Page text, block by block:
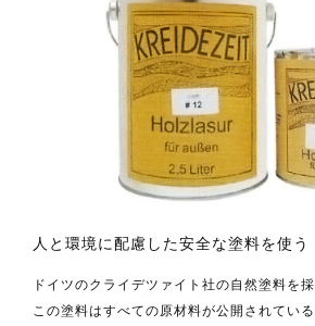
人と環境に配慮した安全な塗料を使う
ドイツのクライデツァイト社の自然塗料を採
この塗料はすべての原材料が公開されてい